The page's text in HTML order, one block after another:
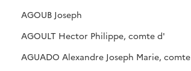
AGOUB Joseph
AGOULT Hector Philippe, comte d'
AGUADO Alexandre Joseph Marie, comte